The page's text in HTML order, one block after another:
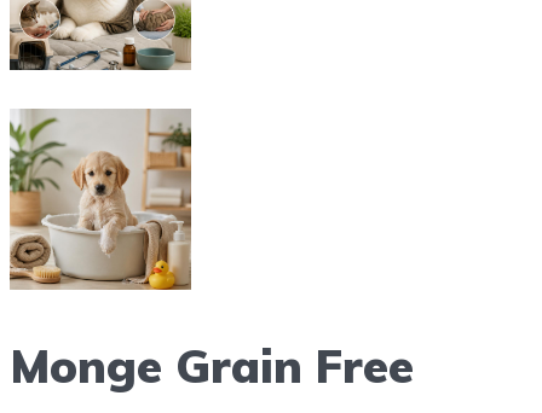
Monge Grain Free